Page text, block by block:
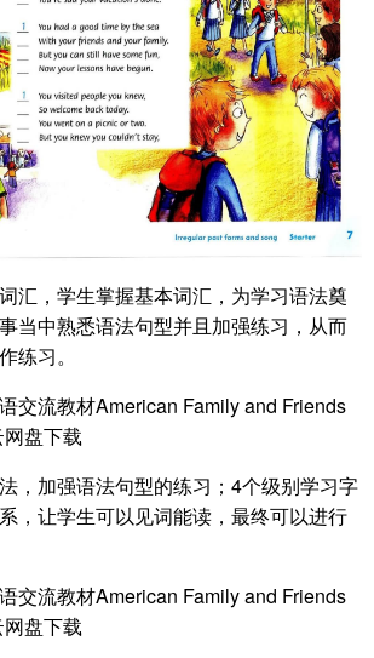
汇，学生掌握基本词汇，为学习语法奠
当中熟悉语法句型并且加强练习，从而
练习。
，加强语法句型的练习；4个级别学习字
，让学生可以见词能读，最终可以进行